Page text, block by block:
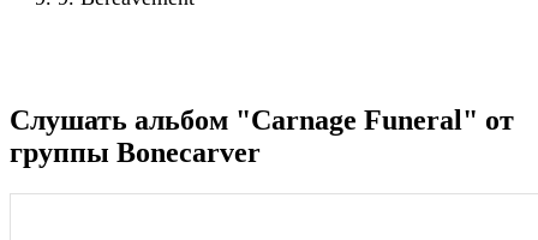
Слушать альбом "Carnage Funeral" от
группы Bonecarver